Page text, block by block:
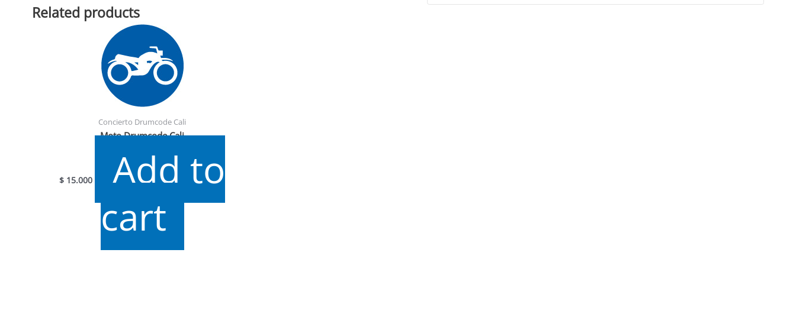
Related products
Concierto Drumcode Cali
Moto Drumcode Cali
$ 15.000
Add to
cart